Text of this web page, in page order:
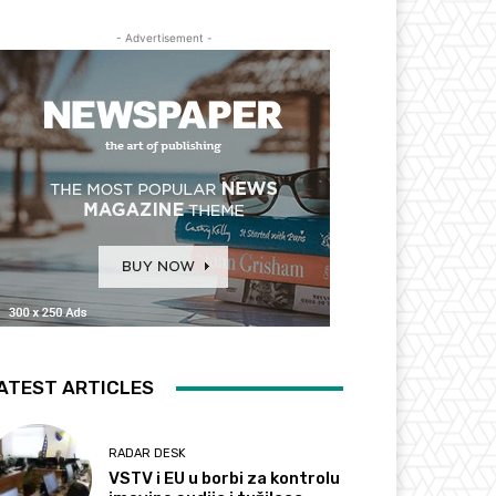
- Advertisement -
ARTICLES
RADAR DESK
VSTV i EU u borbi za kontrolu